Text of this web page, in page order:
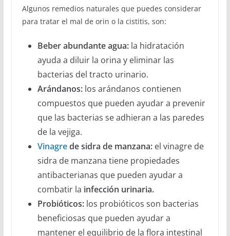
Algunos remedios naturales que puedes considerar
para tratar el mal de orin o la cistitis, son:
Beber abundante agua:la hidratación
ayuda a diluir la orina y eliminar las
bacterias del tracto urinario.
Arándanos:los arándanos contienen
compuestos que pueden ayudar a prevenir
que las bacterias se adhieran a las paredes
de la vejiga.
Vinagrede sidra de manzana:el vinagre de
sidra de manzana tiene propiedades
antibacterianas que pueden ayudar a
combatir la infección urinaria.
Probióticos:los probióticos son bacterias
beneficiosas que pueden ayudar a
mantener el equilibrio de la flora intestinal